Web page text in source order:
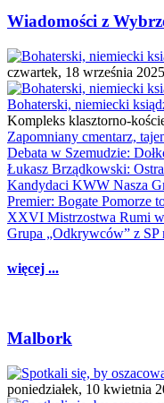
Wiadomości z
czwartek, 18 września
Bohaterski, niemiecki
Kompleks klasztorno-
Zapomniany cmentarz,
Debata w Szemudzie:
Łukasz Brządkowski:
Kandydaci KWW Nasza
Premier: Bogate Pomorze
XXVI Mistrzostwa Rumi
Grupa „Odkrywców” z
więcej ...
Malbork
poniedziałek, 10 kwietnia